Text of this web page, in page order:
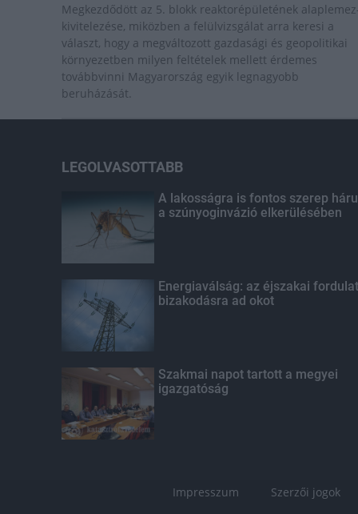
Megkezdődött az 5. blokk reaktorépületének
kivitelezése, miközben a felülvizsgálat arra keresi a
választ, hogy a megváltozott gazdasági és geopolitikai
környezetben milyen feltételek mellett érdemes
továbbvinni Magyarország egyik legnagyobb
beruházását.
LEGOLVASOTTABB
A lakosságra is fontos szerep
a szúnyoginvázió elkerülésében
Energiaválság: az éjszakai fordulat
bizakodásra ad okot
Szakmai napot tartott a megyei
igazgatóság
Impresszum Szerzői jogok